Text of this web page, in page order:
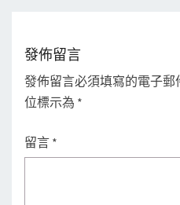
發佈留言
發佈留言必須填寫的電子郵
位標示為 *
留言 *